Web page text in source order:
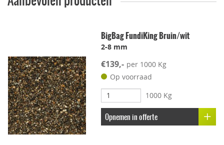
Lichtgewicht
Onderhoudsvriendelijk
BigBag FundiKing Bruin/wit
2-8 mm
€139,- per 1000 Kg
Op voorraad
1000 Kg
Opnemen in offerte